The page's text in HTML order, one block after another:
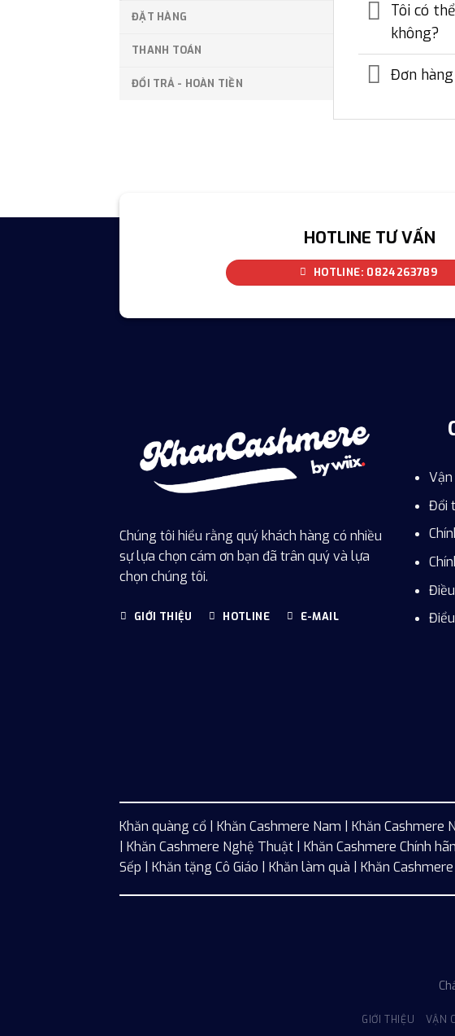
ĐẶT HÀNG
THANH TOÁN
ĐỔI TRẢ - HOÀN TIỀN
Tôi có
không?
Đơn
HOTLINE TƯ VẤN
HOTLINE: 0824263789
Chúng tôi hiểu rằng quý khách hàng có nhiều
sự lựa chọn cám ơn bạn đã trân quý và lựa
chọn chúng tôi.
GIỚI THIỆU HOTLINE E-MAIL
Vận
Đổi
Khăn quàng cổ Khăn Cashmere Nam Khăn Cashmere
| Khăn Cashmere Nghệ Thuật | Khăn Cashmere Chính
Sếp | Khăn tặng Cô Giáo | Khăn làm quà | Khăn
GIỚI THIỆU VẬN